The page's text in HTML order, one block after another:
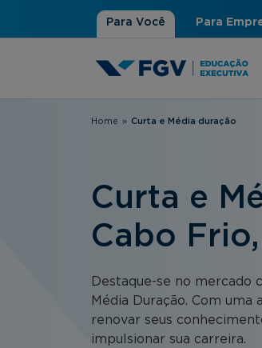
Para Você Para
Você está
Home » Curta e Média duração
Curta e
Cabo
Destaque-se no mercado
Média Duração. Com
renovar seus
impulsionar sua carreira.